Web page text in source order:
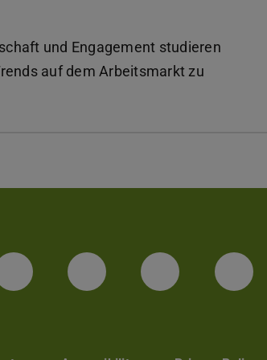
und Engagement studieren
auf dem Arbeitsmarkt zu
InstagramTikTok Bluesky